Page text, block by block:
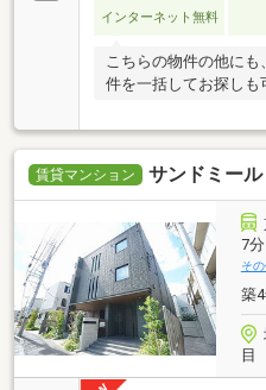
インターネット無料
こちらの物件の他に
件を一括してお探しも
賃貸マンション サンドミール
7分
そ
築
目